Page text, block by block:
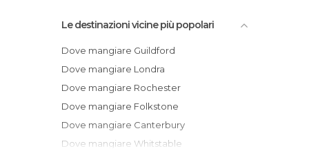
Le destinazioni vicine più popolari
Dove mangiare Guildford
Dove mangiare Londra
Dove mangiare Rochester
Dove mangiare Folkstone
Dove mangiare Canterbury
Dove mangiare Whitstable